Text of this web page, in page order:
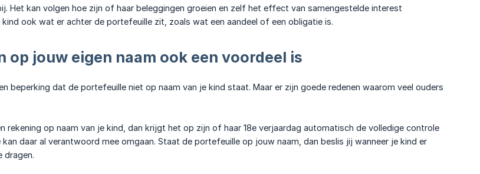
Het kan volgen hoe zijn of haar beleggingen groeien en zelf het effect van samengestelde interest
ook wat er achter de portefeuille zit, zoals wat een aandeel of een obligatie is.
op jouw eigen naam ook een voordeel is
beperking dat de portefeuille niet op naam van je kind staat. Maar er zijn goede redenen waarom veel ouders
rekening op naam van je kind, dan krijgt het op zijn of haar 18e verjaardag automatisch de volledige controle
daar al verantwoord mee omgaan. Staat de portefeuille op jouw naam, dan beslis jij wanneer je kind er
dragen.